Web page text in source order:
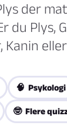
der
du Plys,
Kanin
🧠 Psykologi
🤓 Flere